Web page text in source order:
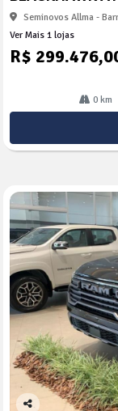
Seminovos Allma -
Ver Mais 1 lojas
R$
0 km